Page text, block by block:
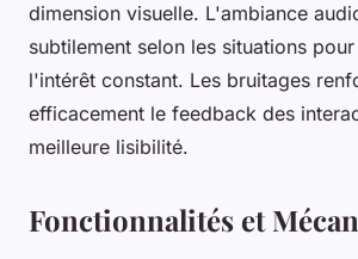
dimension visuelle. L'ambiance
subtilement selon les situations
l'intérêt constant. Les bruitages
efficacement le feedback des
meilleure lisibilité.
Fonctionnalités et